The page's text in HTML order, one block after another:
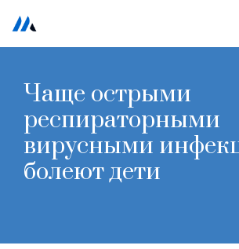
Перейти
содержимому
Чаще острыми
респираторными
вирусными
болеют дети